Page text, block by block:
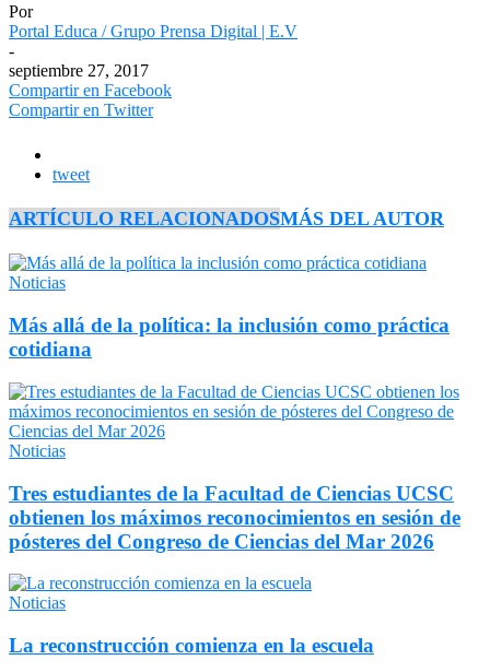
Por
Portal Educa / Grupo Prensa Digital | E.V
-
septiembre 27, 2017
Compartir en Facebook
Compartir en Twitter
tweet
ARTÍCULO RELACIONADOSMÁS DEL AUTOR
Noticias
Más allá de la política: la inclusión como práctica
cotidiana
Noticias
Tres estudiantes de la Facultad de Ciencias UCSC
obtienen los máximos reconocimientos en sesión de
pósteres del Congreso de Ciencias del Mar 2026
Noticias
La reconstrucción comienza en la escuela